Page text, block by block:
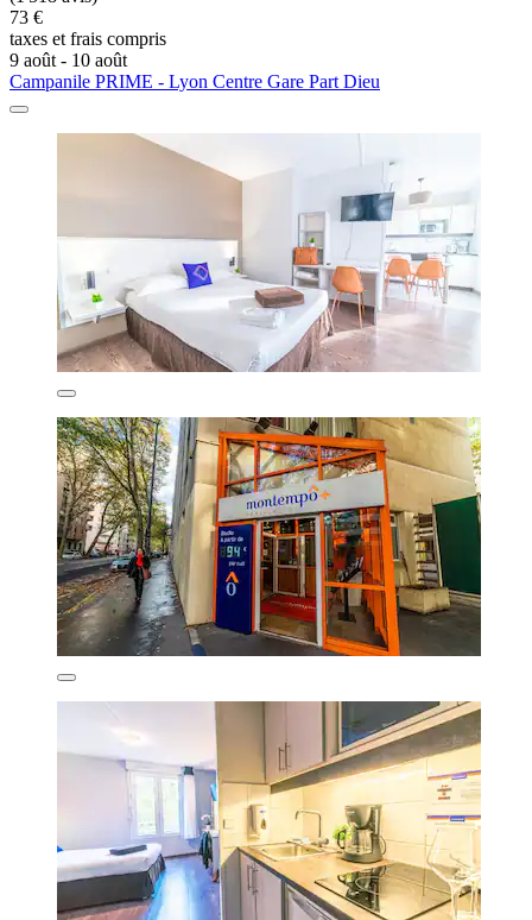
73 €
taxes et frais compris
9 août - 10 août
Campanile PRIME - Lyon Centre Gare Part Dieu